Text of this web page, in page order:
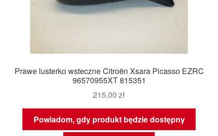
Prawe lusterko wsteczne Citroën Xsara Picasso EZRC
96570955XT 815351
215,00 zł
Powiadom, gdy produkt będzie dostępny